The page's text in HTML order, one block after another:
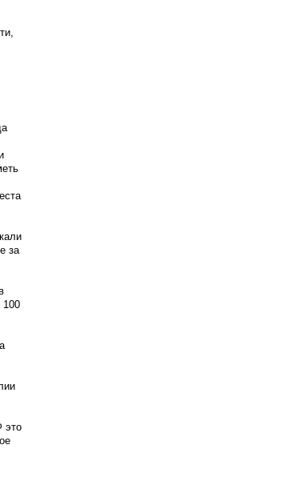
за
100
это